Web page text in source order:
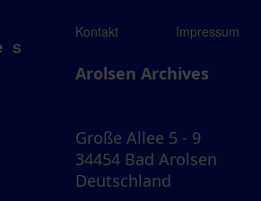
Kontakt Impressum
Arolsen Archives
Große Allee 5 - 9
34454 Bad Arolsen
Deutschland